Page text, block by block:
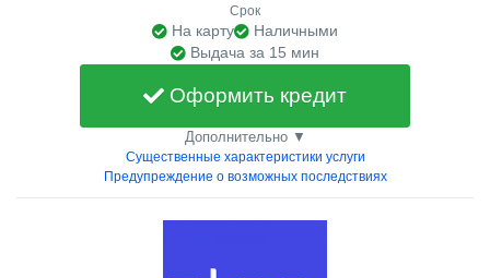
Срок
На карту
Наличными
Выдача за 15 мин
Оформить кредит
Дополнительно ▼
Существенные характеристики услуги
Предупреждение о возможных последствиях